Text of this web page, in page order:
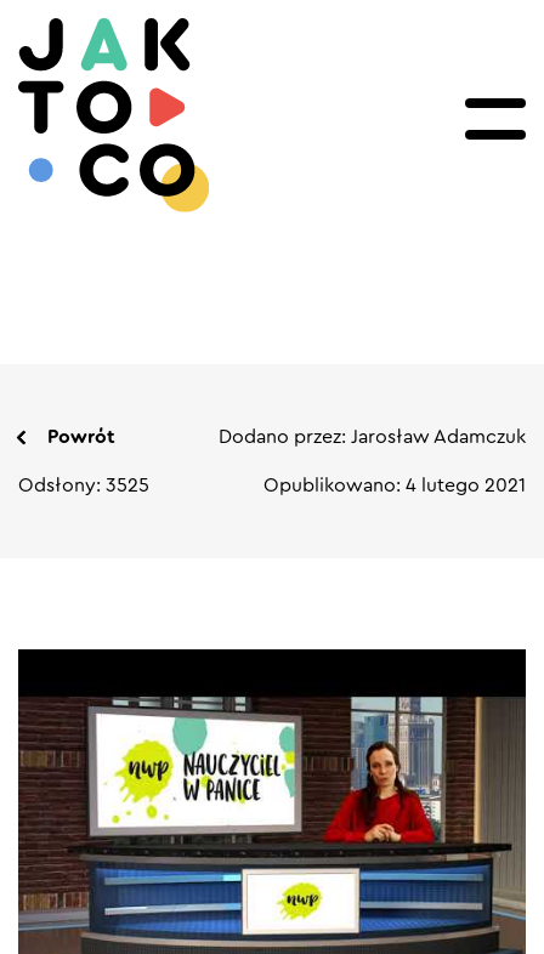
Powrót Dodano przez: Jarosław Adamczuk
Odsłony: 3525 Opublikowano: 4 lutego 2021